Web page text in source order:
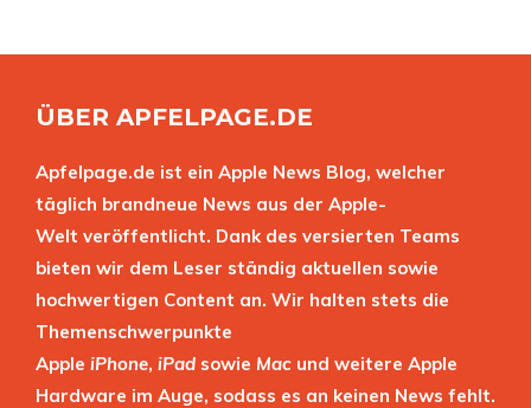
ÜBER APFELPAGE.DE
Apfelpage.de ist ein Apple News Blog, welcher
täglich brandneue News aus der Apple-
Welt veröffentlicht. Dank des versierten Teams
bieten wir dem Leser ständig aktuellen sowie
hochwertigen Content an. Wir halten stets die
Themenschwerpunkte
Apple iPhone, iPad sowie Mac und weitere Apple
Hardware im Auge, sodass es an keinen News fehlt.